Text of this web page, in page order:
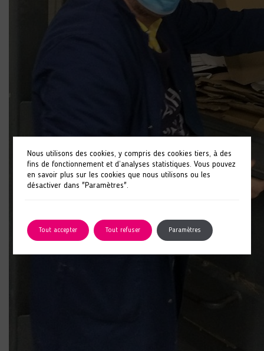
Nous utilisons des cookies, y compris des cookies tiers, à des
fins de fonctionnement et d’analyses statistiques. Vous pouvez
en savoir plus sur les cookies que nous utilisons ou les
désactiver dans "Paramètres".
Tout accepter Tout refuser Paramètres